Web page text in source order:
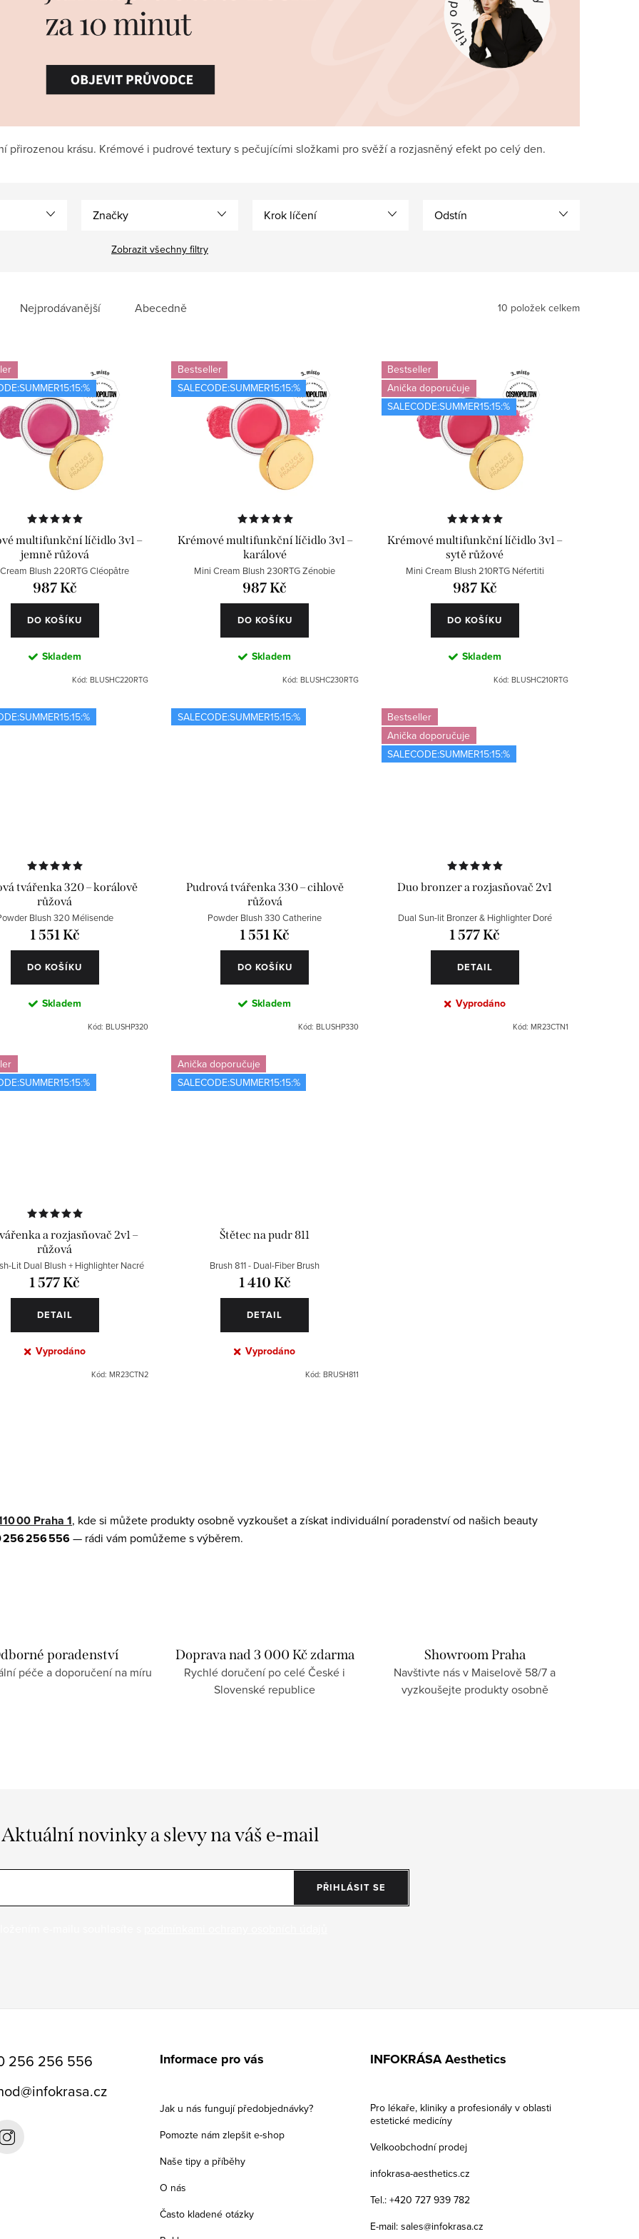
přirozenou krásu. Krémové i pudrové textury s pečujícími složkami pro svěží a rozjasněný efekt po celý den.
Značky Krok líčení Odstín
Zobrazit všechny filtry
Nejprodávanější Abecedně 10 položek celkem
multifunkční líčidlo 3v1 –
jemně růžová
Blush 220RTG Cléopâtre
987 Kč
DO KOŠÍKU
Skladem
Kód: BLUSHC220RTG
Bestseller
SALECODE:SUMMER15:15:%
Krémové multifunkční líčidlo 3v1 –
karálové
Mini Cream Blush 230RTG Zénobie
987 Kč
DO KOŠÍKU
Skladem
Kód: BLUSHC230RTG
Bestseller
Anička doporučuje
SALECODE:SUMMER15:15:%
Krémové multifunkční líčidlo 3v1 –
sytě růžové
Mini Cream Blush 210RTG Néfertiti
987 Kč
DO KOŠÍKU
Skladem
Kód: BLUSHC210RTG
tvářenka 320 – korálově
růžová
Blush 320 Mélisende
1 551 Kč
DO KOŠÍKU
Skladem
Kód: BLUSHP320
SALECODE:SUMMER15:15:%
Pudrová tvářenka 330 – cihlově
růžová
Powder Blush 330 Catherine
1 551 Kč
DO KOŠÍKU
Skladem
Kód: BLUSHP330
Bestseller
Anička doporučuje
SALECODE:SUMMER15:15:%
Duo bronzer a rozjasňovač 2v1
Dual Sun-lit Bronzer & Highlighter Doré
1 577 Kč
DETAIL
Vyprodáno
Kód: MR23CTN1
a rozjasňovač 2v1 –
růžová
Lit Dual Blush + Highlighter Nacré
1 577 Kč
DETAIL
Vyprodáno
Kód: MR23CTN2
Anička doporučuje
SALECODE:SUMMER15:15:%
Štětec na pudr 811
Brush 811 - Dual-Fiber Brush
1 410 Kč
DETAIL
Vyprodáno
Kód: BRUSH811
00 Praha 1, kde si můžete produkty osobně vyzkoušet a získat individuální poradenství od našich beauty
256 256 556— rádi vám pomůžeme s výběrem.
poradenství
péče a doporučení na míru
Doprava nad 3 000 Kč zdarma
Rychlé doručení po celé České i
Slovenské republice
Showroom Praha
Navštivte nás v Maiselově 58/7 a
vyzkoušejte produkty osobně
Aktuální novinky a slevy na váš e-mail
PŘIHLÁSIT SE
256 256 556
@infokrasa.cz
Informace pro vás
Jak u nás fungují předobjednávky?
Pomozte nám zlepšit e-shop
Naše tipy a příběhy
O nás
Často kladené otázky
INFOKRÁSA Aesthetics
Pro lékaře, kliniky a profesionály v oblasti
estetické medicíny
Velkoobchodní prodej
infokrasa-aesthetics.cz
Tel.: +420 727 939 782
E-mail: sales@infokrasa.cz